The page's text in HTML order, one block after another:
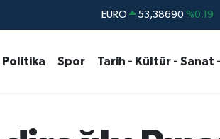
STERLİN 61,60380 %0.18
BİST100 14.598,00 %0
Politika Spor Tarih - Kültür - Sanat